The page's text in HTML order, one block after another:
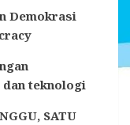
Demokrasi
dan teknologi
SATU